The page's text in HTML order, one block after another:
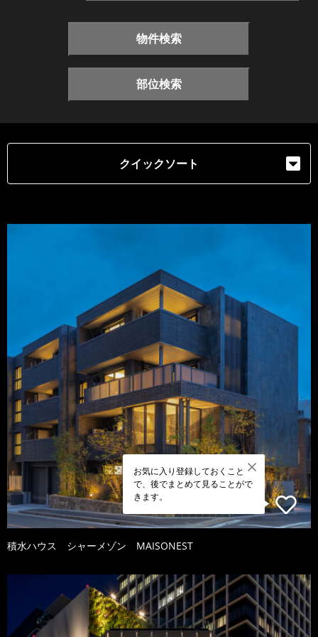
物件検索
部位検索
クイックソート
お気に入り登録しておくこと
で、後でまとめて見ることがで
きます。
積水ハウス シャーメゾン MAISONEST